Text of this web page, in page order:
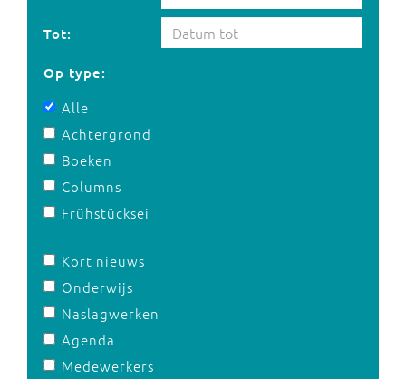
Tot:
Op type:
Alle
Achtergrond
Boeken
Columns
Frühstücksei
Kort nieuws
Onderwijs
Naslagwerken
Agenda
Medewerkers